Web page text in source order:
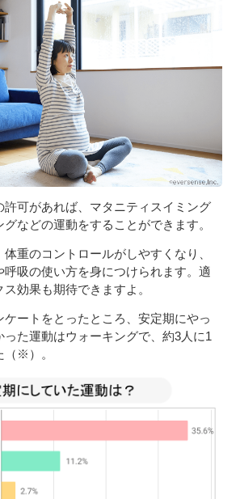
許可があれば、マタニティスイミング
などの運動をすることができます。
重のコントロールがしやすくなり、
呼吸の使い方を身につけられます。適
効果も期待できますよ。
ケートをとったところ、安定期にやっ
た運動はウォーキングで、約3人に1
（※）。